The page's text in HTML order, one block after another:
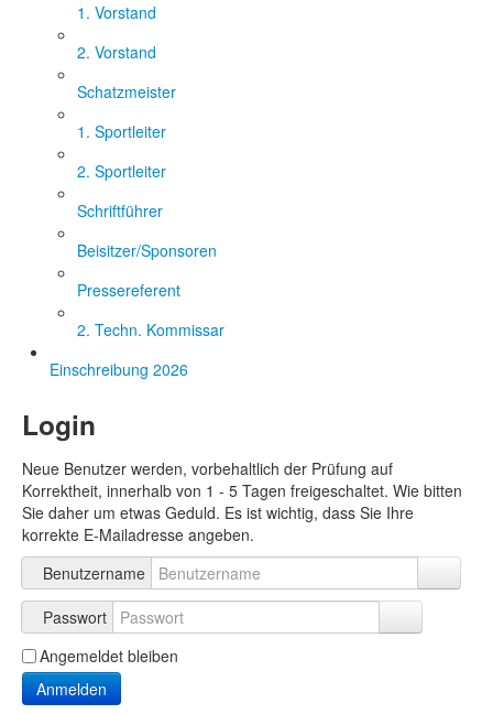
1. Vorstand
2. Vorstand
Schatzmeister
1. Sportleiter
2. Sportleiter
Schriftführer
Beisitzer/Sponsoren
Pressereferent
2. Techn. Kommissar
Einschreibung 2026
Login
Neue Benutzer werden, vorbehaltlich der Prüfung auf
Korrektheit, innerhalb von 1 - 5 Tagen freigeschaltet. Wie bitten
Sie daher um etwas Geduld. Es ist wichtig, dass Sie Ihre
korrekte E-Mailadresse angeben.
Benutzername
Passwort
Angemeldet bleiben
Anmelden